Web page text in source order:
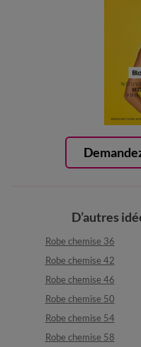
D’autres
Robe chemise 36
Robe chemise 42
Robe chemise 46
Robe chemise 50
Robe chemise 54
Robe chemise 58